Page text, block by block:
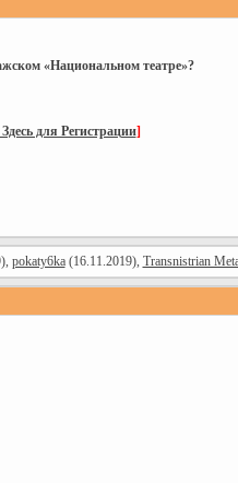
«Национальном театре»?
для Регистрации]
pokaty6ka(16.11.2019), Transnistrian